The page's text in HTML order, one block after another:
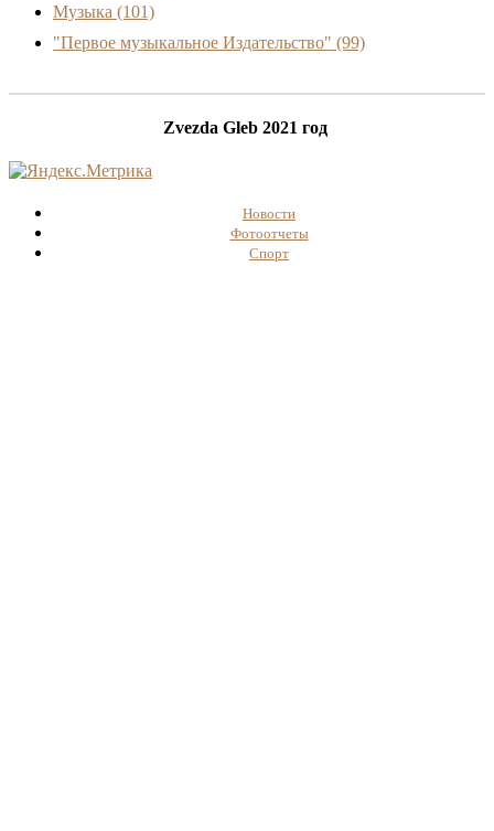
Музыка (101)
"Первое музыкальное Издательство" (99)
Zvezda Gleb 2021 год
Новости
Фотоотчеты
Спорт